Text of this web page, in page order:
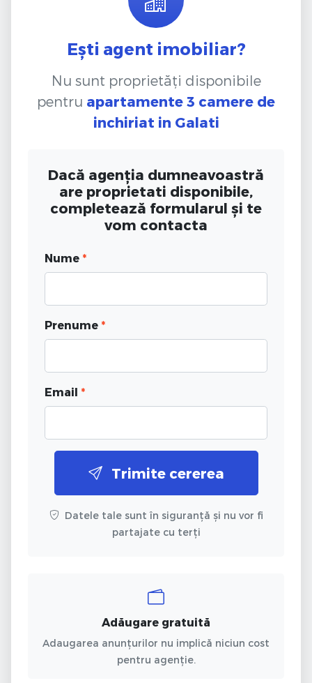
Ești agent imobiliar?
Nu sunt proprietăți disponibile
pentru apartamente 3 camere de
inchiriat in Galati
Dacă agenția dumneavoastră
are proprietati disponibile,
completează formularul și te
vom contacta
Nume *
Prenume *
Email *
Trimite cererea
Datele tale sunt în siguranță și nu vor fi
partajate cu terți
Adăugare gratuită
Adaugarea anunțurilor nu implică niciun cost
pentru agenție.